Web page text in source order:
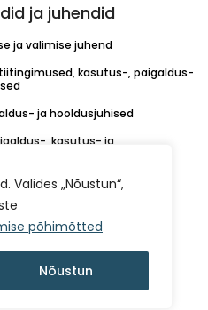
Valides „Nõustun“,
põhimõtted
Nõustun
ja juhendid
ja valimise juhend
kasutus-, paigaldus-
ja hooldusjuhised
, kasutus- ja
kord
põhimõtted